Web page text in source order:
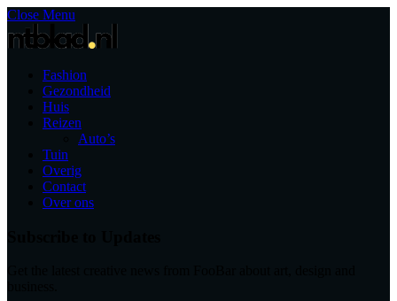
Close Menu
Fashion
Gezondheid
Huis
Reizen
Auto’s
Tuin
Overig
Contact
Over ons